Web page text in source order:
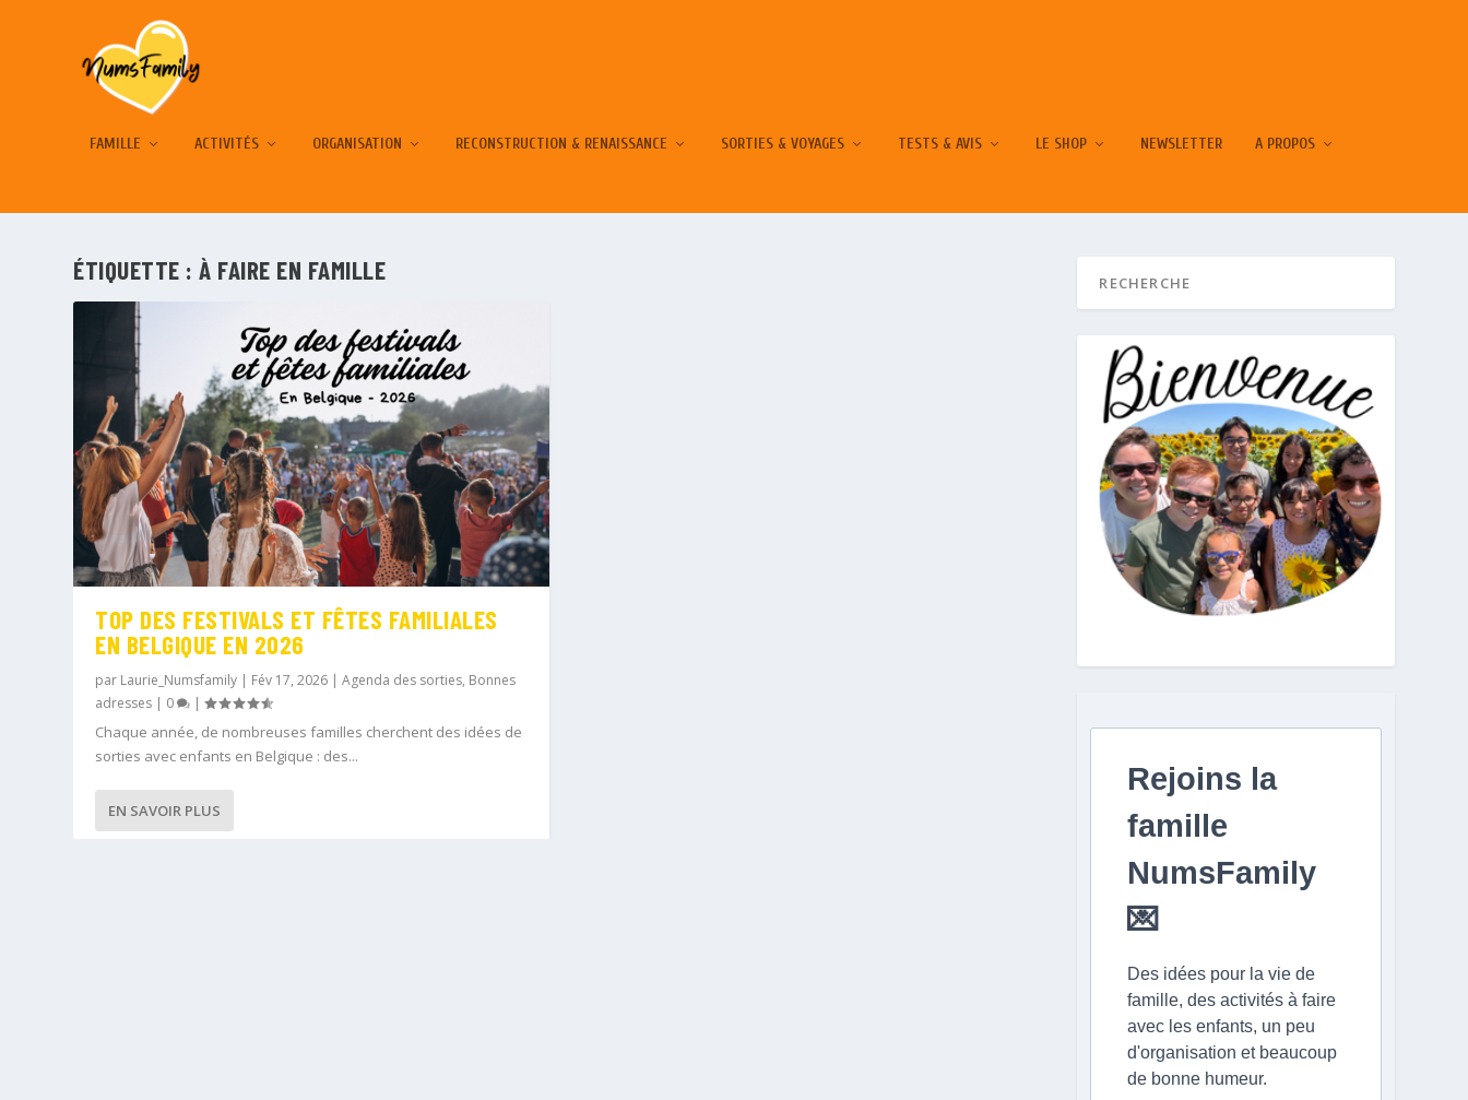
FAMILLE ACTIVITÉS ORGANISATION RECONSTRUCTION & RENAISSANCE SORTIES & VOYAGES TESTS & AVIS LE SHOP NEWSLETTER A PROPOS
ÉTIQUETTE :À FAIRE EN FAMILLE
TOP DES FESTIVALS ET FÊTES FAMILIALES
EN BELGIQUE EN 2026
par Laurie_Numsfamily | Fév 17, 2026 |Agenda des sorties, Bonnes
adresses | 0 |
Chaque année, de nombreuses familles cherchent des idées de
sorties avec enfants en Belgique : des...
EN SAVOIR PLUS
Rejoins la
famille
NumsFamily
💌
Des idées pour la vie de
famille, des activités à faire
avec les enfants, un peu
d'organisation et beaucoup
de bonne humeur.